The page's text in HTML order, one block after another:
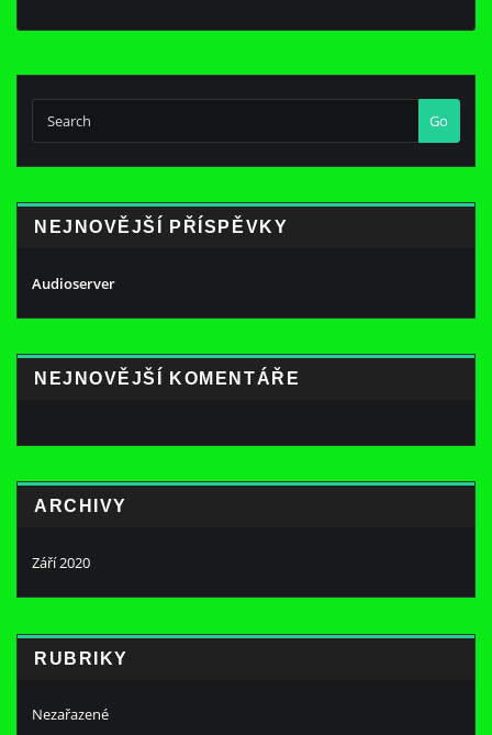
Go
NEJNOVĚJŠÍ PŘÍSPĚVKY
Audioserver
NEJNOVĚJŠÍ KOMENTÁŘE
ARCHIVY
Září 2020
RUBRIKY
Nezařazené